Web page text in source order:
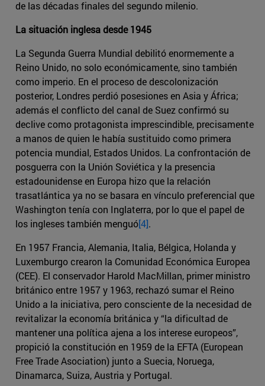
de las décadas finales del segundo milenio.
La situación inglesa desde 1945
La Segunda Guerra Mundial debilitó enormemente a
Reino Unido, no solo económicamente, sino también
como imperio. En el proceso de descolonización
posterior, Londres perdió posesiones en Asia y África;
además el conflicto del canal de Suez confirmó su
declive como protagonista imprescindible, precisamente
a manos de quien le había sustituido como primera
potencia mundial, Estados Unidos. La confrontación de
posguerra con la Unión Soviética y la presencia
estadounidense en Europa hizo que la relación
trasatlántica ya no se basara en vínculo preferencial que
Washington tenía con Inglaterra, por lo que el papel de
los ingleses también menguó[4].
En 1957 Francia, Alemania, Italia, Bélgica, Holanda y
Luxemburgo crearon la Comunidad Económica Europea
(CEE). El conservador Harold MacMillan, primer ministro
británico entre 1957 y 1963, rechazó sumar el Reino
Unido a la iniciativa, pero consciente de la necesidad de
revitalizar la economía británica y “la dificultad de
mantener una política ajena a los interese europeos”,
propició la constitución en 1959 de la EFTA (European
Free Trade Asociation) junto a Suecia, Noruega,
Dinamarca, Suiza, Austria y Portugal.